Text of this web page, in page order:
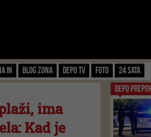
IN Blog zona Depo TV FOTO 24 SATA
ima
Kad je
DEPO